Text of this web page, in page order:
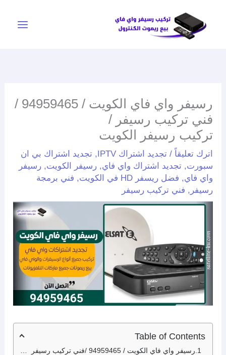
المحتوى
رسيفر واي فاي الكويت / 94959465 /
فني تركيب رسيفر /
تركيب رسيفر الكويت
اترك تعليقاً /تجديد اشتراك IPTV ,تجديد اشتراك بي ان
سبورت,تجديد اشتراك واي فاي,رسيفر الكويت,رسيفر
واي فاي, فضل ريسفر HD في الكويت , فني برمجة
رسيفر , فني تركيب رسيفر
Table of Contents
رسيفر واي فاي الكويت / 94959465 /فني تركيب رسيفر /تركيب رسيفر الكويت